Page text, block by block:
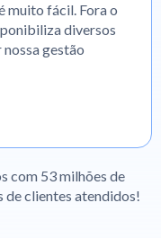
muito fácil. Fora o
diversos
gestão
com 53 milhões de
de clientes atendidos!